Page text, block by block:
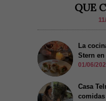
QUE
La
Stern
01/06/
Casa